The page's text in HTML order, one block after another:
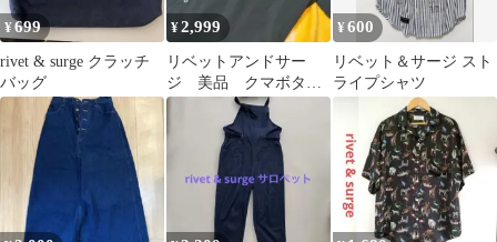
¥699
rivet & surge クラッチ
バッグ
¥2,999
リベットアンドサー
ジ 美品 クマボタ
ン くまポケット ス
タイル良く見えるワン
¥600
リベット＆サージ スト
ライプシャツ